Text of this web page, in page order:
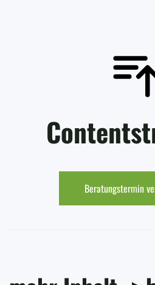
Beratungstermin